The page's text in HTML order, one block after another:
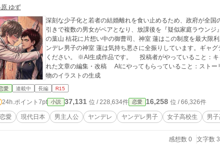
ゆず
深刻な少子化と若者の結婚離れを食い止めるため、政府が全
引きで複数の男女がペアとなり、放課後を『疑似家庭ラウン
の葉山 桔花に片想い中の御曹司、神室 蓮はこの制度を最大限
ンデレ男子の神室 蓮は気持ち悪さに全振りしています。ギャ
ください。 ※AI生成作品です。 投稿者がやっていること：キャラデザ、ストーリー・あらすじを考える、生成さ
れた文章の編集・改稿 AIにやってもらっていること：ストー
物のイラストの生成
愛 連載中 長編 R15
24h.ポイント 7pt 小説 37,131 位 / 228,634件 恋愛 16,258 位 / 66,326件
恋愛 現代日本 男主人公 ヤンデレ ヤンデレ男子 女子高校生 男
感想数 0 文字数